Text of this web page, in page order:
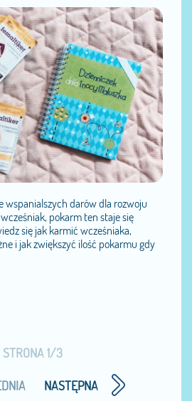
wspanialszych darów dla rozwoju
pokarm ten staje się
się jak karmić wcześniaka,
i jak zwiększyć ilość pokarmu gdy
STRONA 1/3
NASTĘPNA